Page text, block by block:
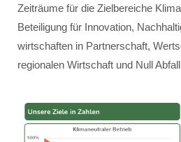
Zeiträume für die Zielbereiche
Beteiligung für Innovation,
wirtschaften in Partnerschaft,
regionalen Wirtschaft und Null